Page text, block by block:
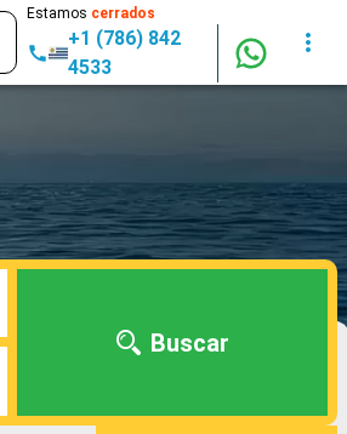
Estamos cerrados
+1 (786) 842
4533
Buscar